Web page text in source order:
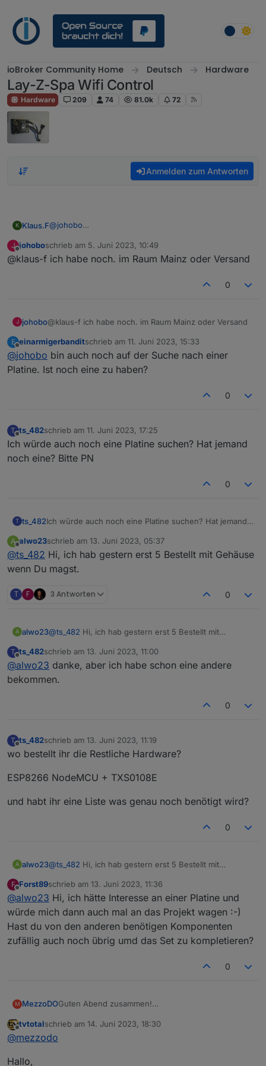
ioBroker Community Home Deutsch Hardware
Lay-Z-Spa Wifi Control
Hardware 209 74 81.0k 72
Anmelden zum Antworten
K Klaus.F@johobo
haben!
Würde gerne das Projekt nachbauen
Danke im voraus
Viele Grüße
J
Offline
johoboschrieb am 5. Juni 2023, 10:49
zuletzt editiert von
@klaus-f ich habe noch. im Raum Mainz oder Versand
0
J johobo@klaus-f ich habe noch. im Raum Mainz oder Versand
E
Offline
einarmigerbanditschrieb am 11. Juni 2023, 15:33
zuletzt editiert von
@johobo bin auch noch auf der Suche nach einer
Platine. Ist noch eine zu haben?
0
T
Offline
ts_482schrieb am 11. Juni 2023, 17:25
zuletzt editiert von
Ich würde auch noch eine Platine suchen? Hat jemand
noch eine? Bitte PN
0
T ts_482Ich würde auch noch eine Platine suchen? Hat jemand
A
Offline
alwo23schrieb am 13. Juni 2023, 05:37
zuletzt editiert von
@ts_482 Hi, ich hab gestern erst 5 Bestellt mit Gehäuse
wenn Du magst.
T F 3 Antworten 0
A alwo23@ts_482 Hi, ich hab gestern erst 5 Bestellt mit
T
Offline
ts_482schrieb am 13. Juni 2023, 11:00
zuletzt editiert von
@alwo23 danke, aber ich habe schon eine andere
bekommen.
0
T
Offline
ts_482schrieb am 13. Juni 2023, 11:19
zuletzt editiert von
wo bestellt ihr die Restliche Hardware?
ESP8266 NodeMCU + TXS0108E
und habt ihr eine Liste was genau noch benötigt wird?
0
A alwo23@ts_482 Hi, ich hab gestern erst 5 Bestellt mit
F
Offline
Forst89schrieb am 13. Juni 2023, 11:36
zuletzt editiert von
@alwo23 Hi, ich hätte Interesse an einer Platine und
würde mich dann auch mal an das Projekt wagen :-)
Hast du von den anderen benötigen Komponenten
zufällig auch noch übrig umd das Set zu kompletieren?
0
M MezzoDOGuten Abend zusammen!
mir bei meinem Problem helfen könnten?
Ich hab die PCB V1 Platine und wollte einen
tvtotalschrieb am 14. Juni 2023, 18:30
zuletzt editiert von
@mezzodo
Hallo,